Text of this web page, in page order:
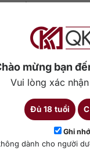
mừng bạn
Vui lòng xác
Đủ 18 tuổi
Ghi
dành cho người
nền khoảng 2 –
và rượu trước
rượu mà còn cực
phù hợp với mức
Chi